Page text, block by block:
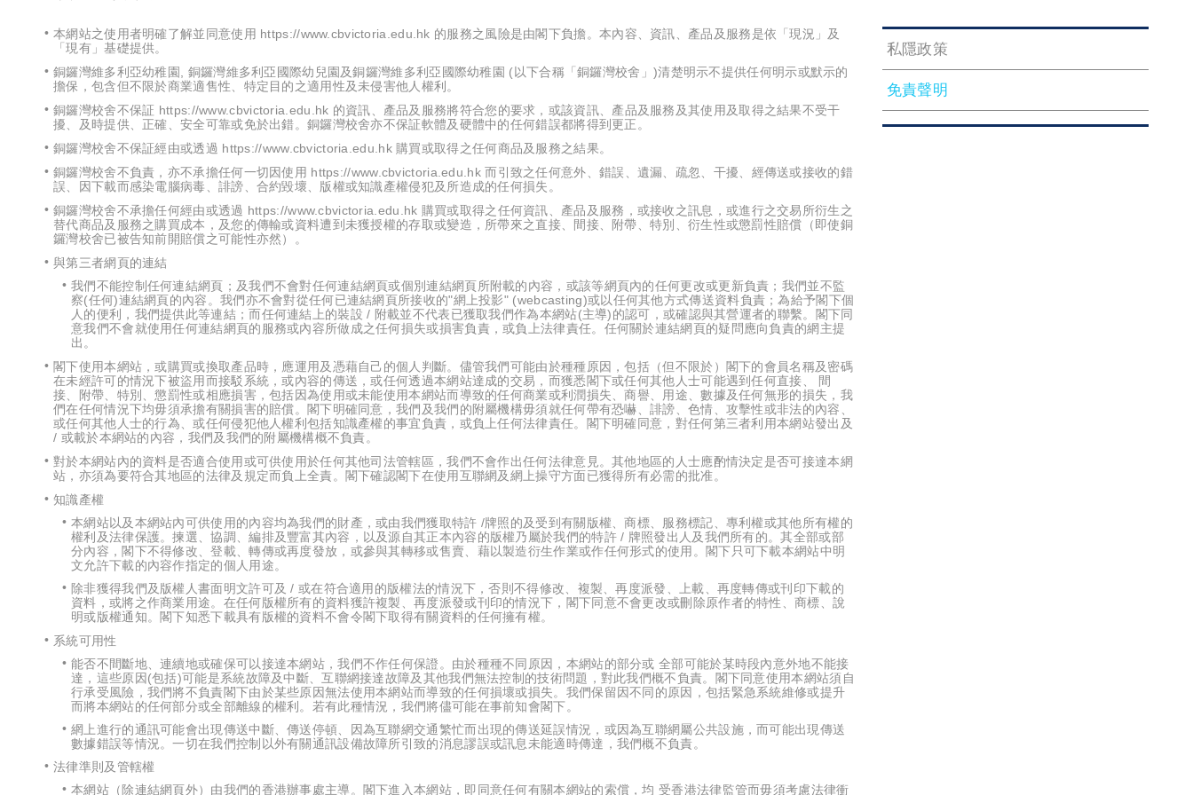
本網站之使用者明確了解並同意使用 https://www.cbvictoria.edu.hk 的服務之風險是由閣下負擔。本內容、資訊、產品及服務是依「現況」及
「現有」基礎提供。
銅鑼灣維多利亞幼稚園, 銅鑼灣維多利亞國際幼兒園及銅鑼灣維多利亞國際幼稚園 (以下合稱「銅鑼灣校舍」)清楚明示不提供任何明示或默示的
擔保，包含但不限於商業適售性、特定目的之適用性及未侵害他人權利。
銅鑼灣校舍不保証 https://www.cbvictoria.edu.hk 的資訊、產品及服務將符合您的要求，或該資訊、產品及服務及其使用及取得之結果不受干
擾、及時提供、正確、安全可靠或免於出錯。銅鑼灣校舍亦不保証軟體及硬體中的任何錯誤都將得到更正。
銅鑼灣校舍不保証經由或透過 https://www.cbvictoria.edu.hk 購買或取得之任何商品及服務之結果。
銅鑼灣校舍不負責，亦不承擔任何一切因使用 https://www.cbvictoria.edu.hk 而引致之任何意外、錯誤、遺漏、疏忽、干擾、經傳送或接收的錯
誤、因下載而感染電腦病毒、誹謗、合約毀壞、版權或知識產權侵犯及所造成的任何損失。
銅鑼灣校舍不承擔任何經由或透過 https://www.cbvictoria.edu.hk 購買或取得之任何資訊、產品及服務，或接收之訊息，或進行之交易所衍生之
替代商品及服務之購買成本，及您的傳輸或資料遭到未獲授權的存取或變造，所帶來之直接、間接、附帶、特別、衍生性或懲罰性賠償（即使銅
鑼灣校舍已被告知前開賠償之可能性亦然）。
與第三者網頁的連結
我們不能控制任何連結網頁；及我們不會對任何連結網頁或個別連結網頁所附載的內容，或該等網頁內的任何更改或更新負責；我們並不監
察(任何)連結網頁的內容。我們亦不會對從任何已連結網頁所接收的"網上投影" (webcasting)或以任何其他方式傳送資料負責；為給予閣下個
人的便利，我們提供此等連結；而任何連結上的裝設 / 附載並不代表已獲取我們作為本網站(主導)的認可，或確認與其營運者的聯繫。閣下同
意我們不會就使用任何連結網頁的服務或內容所做成之任何損失或損害負責，或負上法律責任。任何關於連結網頁的疑問應向負責的網主提
出。
閣下使用本網站，或購買或換取產品時，應運用及憑藉自己的個人判斷。儘管我們可能由於種種原因，包括（但不限於）閣下的會員名稱及密碼
在未經許可的情況下被盜用而接駁系統，或內容的傳送，或任何透過本網站達成的交易，而獲悉閣下或任何其他人士可能遇到任何直接、 間
接、附帶、特別、懲罰性或相應損害，包括因為使用或未能使用本網站而導致的任何商業或利潤損失、商譽、用途、數據及任何無形的損失，我
們在任何情況下均毋須承擔有關損害的賠償。閣下明確同意，我們及我們的附屬機構毋須就任何帶有恐嚇、誹謗、色情、攻擊性或非法的內容、
或任何其他人士的行為、或任何侵犯他人權利包括知識產權的事宜負責，或負上任何法律責任。閣下明確同意，對任何第三者利用本網站發出及
/ 或載於本網站的內容，我們及我們的附屬機構概不負責。
對於本網站內的資料是否適合使用或可供使用於任何其他司法管轄區，我們不會作出任何法律意見。其他地區的人士應酌情決定是否可接達本網
站，亦須為要符合其地區的法律及規定而負上全責。閣下確認閣下在使用互聯網及網上操守方面已獲得所有必需的批准。
知識產權
本網站以及本網站內可供使用的內容均為我們的財產，或由我們獲取特許 /牌照的及受到有關版權、商標、服務標記、專利權或其他所有權的
權利及法律保護。揀選、協調、編排及豐富其內容，以及源自其正本內容的版權乃屬於我們的特許 / 牌照發出人及我們所有的。其全部或部
分內容，閣下不得修改、登載、轉傳或再度發放，或參與其轉移或售賣、藉以製造衍生作業或作任何形式的使用。閣下只可下載本網站中明
文允許下載的內容作指定的個人用途。
除非獲得我們及版權人書面明文許可及 / 或在符合適用的版權法的情況下，否則不得修改、複製、再度派發、上載、再度轉傳或刊印下載的
資料，或將之作商業用途。在任何版權所有的資料獲許複製、再度派發或刊印的情況下，閣下同意不會更改或刪除原作者的特性、商標、說
明或版權通知。閣下知悉下載具有版權的資料不會令閣下取得有關資料的任何擁有權。
系統可用性
能否不間斷地、連續地或確保可以接達本網站，我們不作任何保證。由於種種不同原因，本網站的部分或 全部可能於某時段內意外地不能接
達，這些原因(包括)可能是系統故障及中斷、互聯網接達故障及其他我們無法控制的技術問題，對此我們概不負責。閣下同意使用本網站須自
行承受風險，我們將不負責閣下由於某些原因無法使用本網站而導致的任何損壞或損失。我們保留因不同的原因，包括緊急系統維修或提升
而將本網站的任何部分或全部離線的權利。若有此種情況，我們將儘可能在事前知會閣下。
網上進行的通訊可能會出現傳送中斷、傳送停頓、因為互聯網交通繁忙而出現的傳送延誤情況，或因為互聯網屬公共設施，而可能出現傳送
數據錯誤等情況。一切在我們控制以外有關通訊設備故障所引致的消息謬誤或訊息未能適時傳達，我們概不負責。
法律準則及管轄權
本網站（除連結網頁外）由我們的香港辦事處主導。閣下進入本網站，即同意任何有關本網站的索償，均 受香港法律監管而毋須考慮法律衝
私隱政策
免責聲明